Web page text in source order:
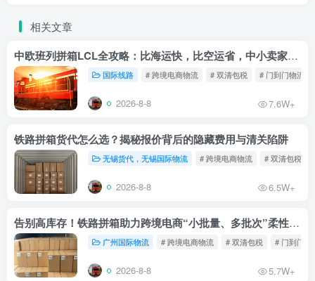
相关文章
中欧班列拼箱LCL全攻略：比海运快，比空运省，中小卖家的物流新宠！
国际线路 # 跨境电商物流 # 双清包税 # 门到门物流
2026-8-8 7.6W+
铁路拼箱货代怎么选？揭秘报价背后的隐藏费用与清关陷阱
无锡货代，无锡国际物流 # 跨境电商物流 # 双清包税
2026-8-8 6.5W+
告别高库存！铁路拼箱助力跨境电商“小批量、多批次”柔性补货
广州国际物流 # 跨境电商物流 # 双清包税 # 门到门物
2026-8-8 5.7W+